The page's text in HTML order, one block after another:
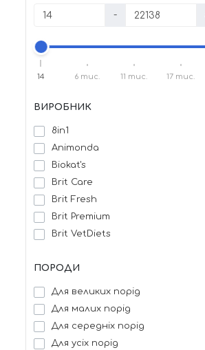
-
14 6 тис. 11 тис. 17 тис.
ВИРОБНИК
8in1
Animonda
Biokat's
Brit Care
Brit Fresh
Brit Premium
Brit VetDiets
Carnilove
Catfun
Cats Best
Comfy
Eastland
ПОРОДИ
Для великих порід
Для малих порід
Для середніх порід
Для усіх порід